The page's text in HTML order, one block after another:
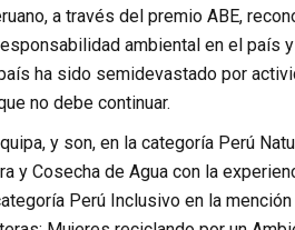
a través del premio ABE,
ambiental en el país
ha sido semidevastado por
no debe continuar.
y son, en la categoría Perú
y Cosecha de Agua con la
Perú Inclusivo en la